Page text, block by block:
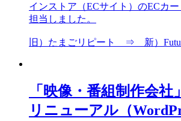
インストア（ECサイト）のECカ
担当しました。
旧）たまごリピート ⇒ 新）
「映像・番組制作会社
リニューアル（